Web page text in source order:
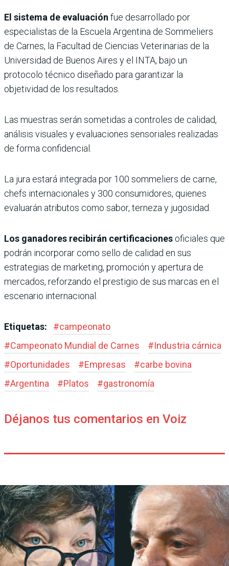
El sistema de evaluación fue desarrollado por
especialistas de la Escuela Argentina de Sommeliers
de Carnes, la Facultad de Ciencias Veterinarias de la
Universidad de Buenos Aires y el INTA, bajo un
protocolo técnico diseñado para garantizar la
objetividad de los resultados.
Las muestras serán sometidas a controles de calidad,
análisis visuales y evaluaciones sensoriales realizadas
de forma confidencial.
La jura estará integrada por 100 sommeliers de carne,
chefs internacionales y 300 consumidores, quienes
evaluarán atributos como sabor, terneza y jugosidad.
Los ganadores recibirán certificaciones oficiales que
podrán incorporar como sello de calidad en sus
estrategias de marketing, promoción y apertura de
mercados, reforzando el prestigio de sus marcas en el
escenario internacional.
Etiquetas: #campeonato
#Campeonato Mundial de Carnes #Industria cárnica
#Oportunidades #Empresas #carbe bovina
#Argentina #Platos #gastronomía
Déjanos tus comentarios en Voiz